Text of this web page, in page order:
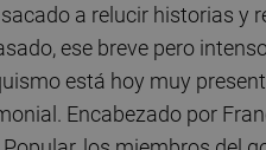
a relucir historias y
ese breve pero
está hoy muy
Encabezado por